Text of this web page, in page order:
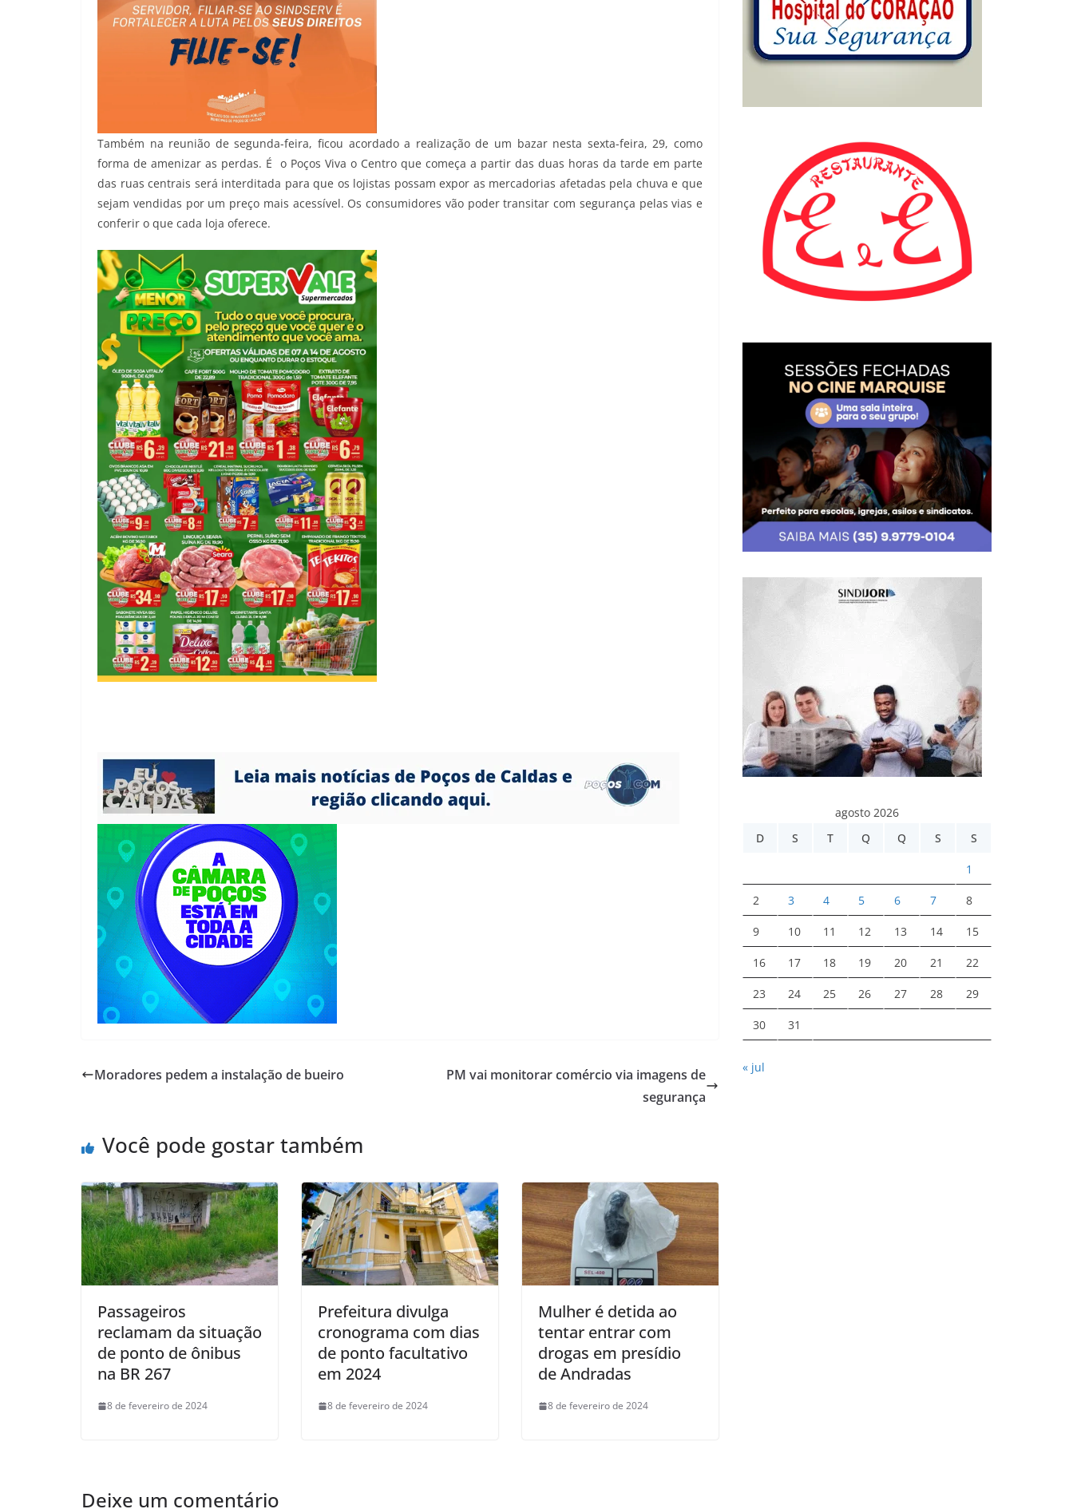
Também na reunião de segunda-feira, ficou acordado a realização de um bazar nesta sexta-feira, 29, como
forma de amenizar as perdas. É o Poços Viva o Centro que começa a partir das duas horas da tarde em parte
das ruas centrais será interditada para que os lojistas possam expor as mercadorias afetadas pela chuva e que
sejam vendidas por um preço mais acessível. Os consumidores vão poder transitar com segurança pelas vias e
conferir o que cada loja oferece.
Moradores pedem a instalação de bueiro
PM vai monitorar comércio via imagens de
segurança
Você pode gostar também
Passageiros
reclamam da situação
de ponto de ônibus
na BR 267
8 de fevereiro de 2024
Prefeitura divulga
cronograma com dias
de ponto facultativo
em 2024
8 de fevereiro de 2024
Mulher é detida ao
tentar entrar com
drogas em presídio
de Andradas
8 de fevereiro de 2024
Deixe um comentário
agosto 2026
D
S T Q Q S S
1
2 3 4 5 6 7 8
9 10 11 12 13 14 15
16 17 18 19 20 21 22
23 24 25 26 27 28 29
30 31
« jul